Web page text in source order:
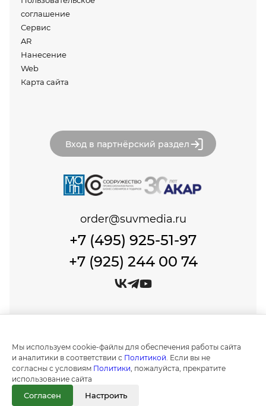
соглашение
Сервис
AR
Нанесение
Web
Карта сайта
Вход в партнёрский раздел
+7 (495) 925-51-97
+7 (925) 244 00 74
order@suvmedia.ru
Политика обработки персональных данных
Создание и продвижение сайтов в
Москве "IT Expert Group"
Информация на сайте носит ознакомительный
характер и не является публичной офертой, как
Мы используем cookie-файлы для обеспечения работы сайта
и аналитики в соответствии с Политикой . Если вы не
согласны с условиям Политики , пожалуйста, прекратите
использование сайта
Согласен Настроить